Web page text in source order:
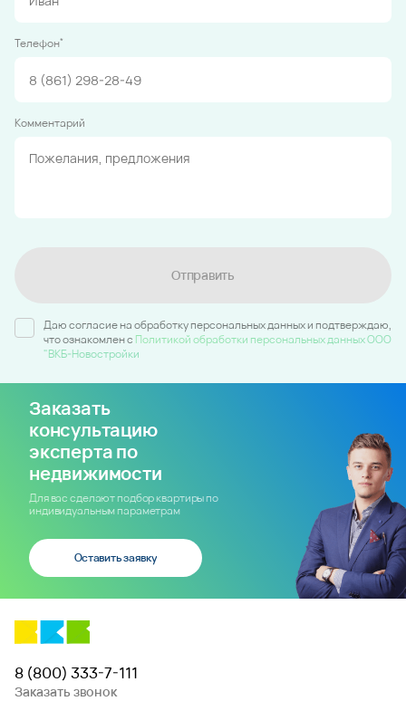
Телефон*
Комментарий
Отправить
Даю согласие на обработку персональных данных и подтверждаю,
что ознакомлен c Политикой обработки персональных данных ООО
"ВКБ-Новостройки
Заказать
консультацию
эксперта по
недвижимости
Для вас сделают подбор квартиры по
индивидуальным параметрам
Оставить заявку
8 (800) 333-7-111
Заказать звонок